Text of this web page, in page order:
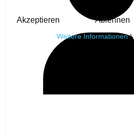
Akzeptieren Ablehnen
Weitere Informationen|